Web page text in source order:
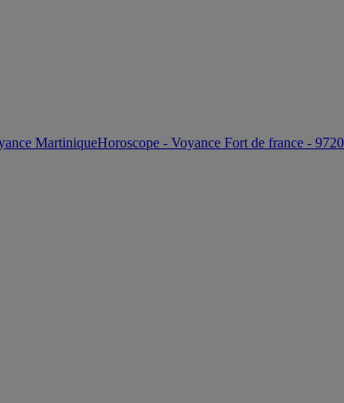
MartiniqueHoroscope - Voyance Fort de france -